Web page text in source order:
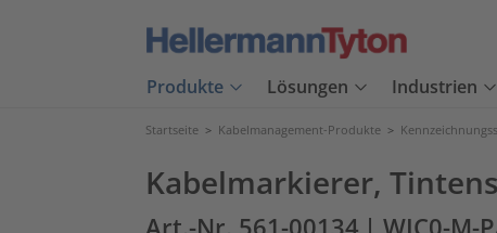
Produkte Lösungen Industrien
Startseite > Kabelmanagement-Produkte >
Kabelmarkierer,